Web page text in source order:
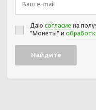
Даю согласие на
"Монеты" и